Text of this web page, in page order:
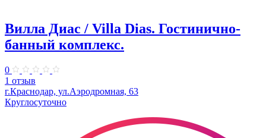
Вилла Диас / Villa Dias. Гостинично-
банный комплекс.
0
1 отзыв
г.Краснодар, ул.Аэродромная, 63
Круглосуточно